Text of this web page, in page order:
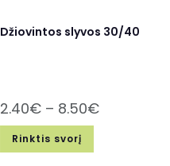
Džiovintos slyvos 30/40
2.40€ – 8.50€
Rinktis svorį